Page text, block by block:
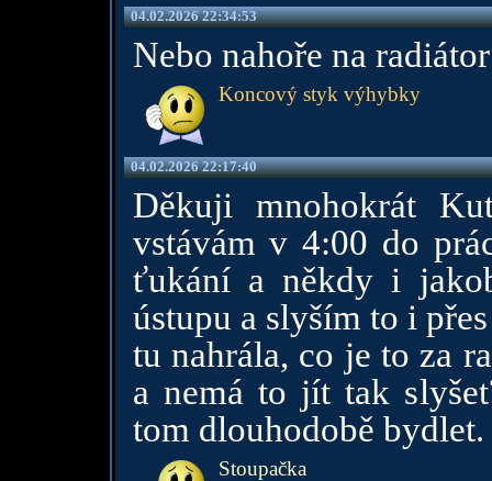
04.02.2026 22:34:53
Nebo nahoře na
Koncový styk výhybky
04.02.2026 22:17:40
Děkuji mnohokrát
vstávám v 4:00 do
ťukání a někdy i
ústupu a slyším to i
tu nahrála, co je to za
a nemá to jít tak
tom dlouhodobě
Stoupačka